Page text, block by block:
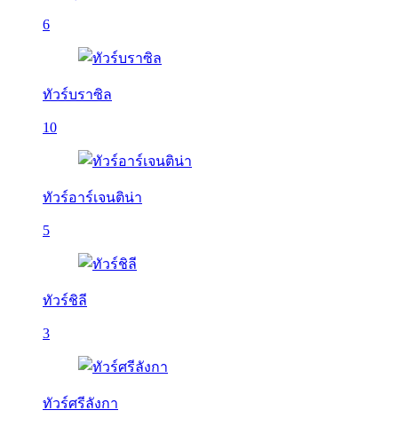
6
ทัวร์บราซิล
10
ทัวร์อาร์เจนติน่า
5
ทัวร์ชิลี
3
ทัวร์ศรีลังกา